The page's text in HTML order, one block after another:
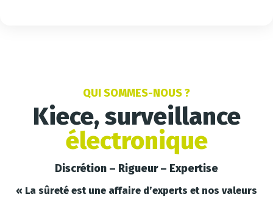
QUI SOMMES-NOUS ?
Kiece, surveillance
électronique
Discrétion – Rigueur – Expertise
« La sûreté est une affaire d’experts et nos valeurs